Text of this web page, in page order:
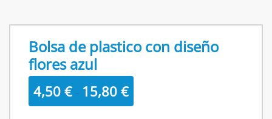
Bolsa de plastico con diseño
flores azul
4,50 € - 15,80 €Rango
de